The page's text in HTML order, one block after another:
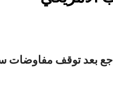
بعد توقف